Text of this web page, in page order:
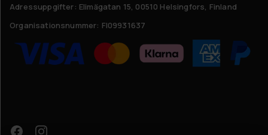
Adressuppgifter: Elimägatan 15, 00510 Helsingfors, Finland
Organisationsnummer: FI09931637